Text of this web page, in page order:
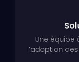
Une équipe
l’adoption